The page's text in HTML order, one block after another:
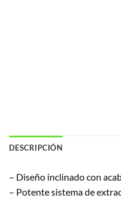
DESCRIPCIÓN
– Diseño inclinado con
– Potente sistema de